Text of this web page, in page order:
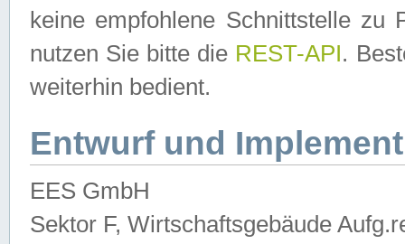
keine empfohlene Schnittstelle zu
nutzen Sie bitte die REST-API.
weiterhin bedient.
Entwurf und
EES GmbH
Sektor F, Wirtschaftsgebäude